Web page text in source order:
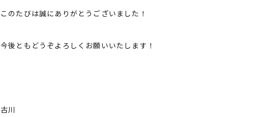
このたびは誠にありがとうございました！
今後ともどうぞよろしくお願いいたします！
古川